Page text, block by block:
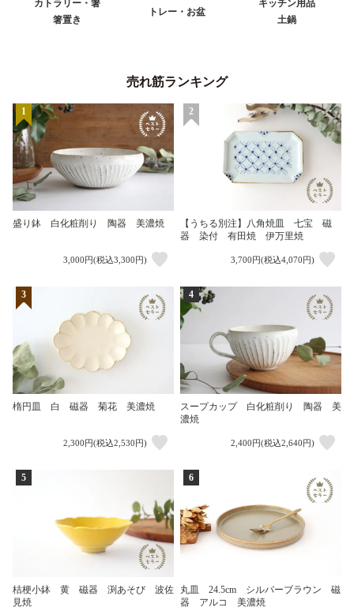
カトラリー・箸
箸置き
トレー・お盆
キッチン用品
土鍋
売れ筋ランキング
1
盛り鉢 白化粧削り 陶器 美濃焼
3,000円(税込3,300円)
2
【うちる別注】八角焼皿 七宝 磁
器 染付 有田焼 伊万里焼
3,700円(税込4,070円)
3
楕円皿 白 磁器 菊花 美濃焼
2,300円(税込2,530円)
4
スープカップ 白化粧削り 陶器 美
濃焼
2,400円(税込2,640円)
5
桔梗小鉢 黄 磁器 渕あそび 波佐
見焼
6
丸皿 24.5cm シルバーブラウン 磁
器 アルコ 美濃焼